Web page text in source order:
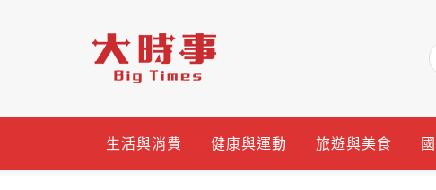
生活與消費 健康與運動 旅遊與美食